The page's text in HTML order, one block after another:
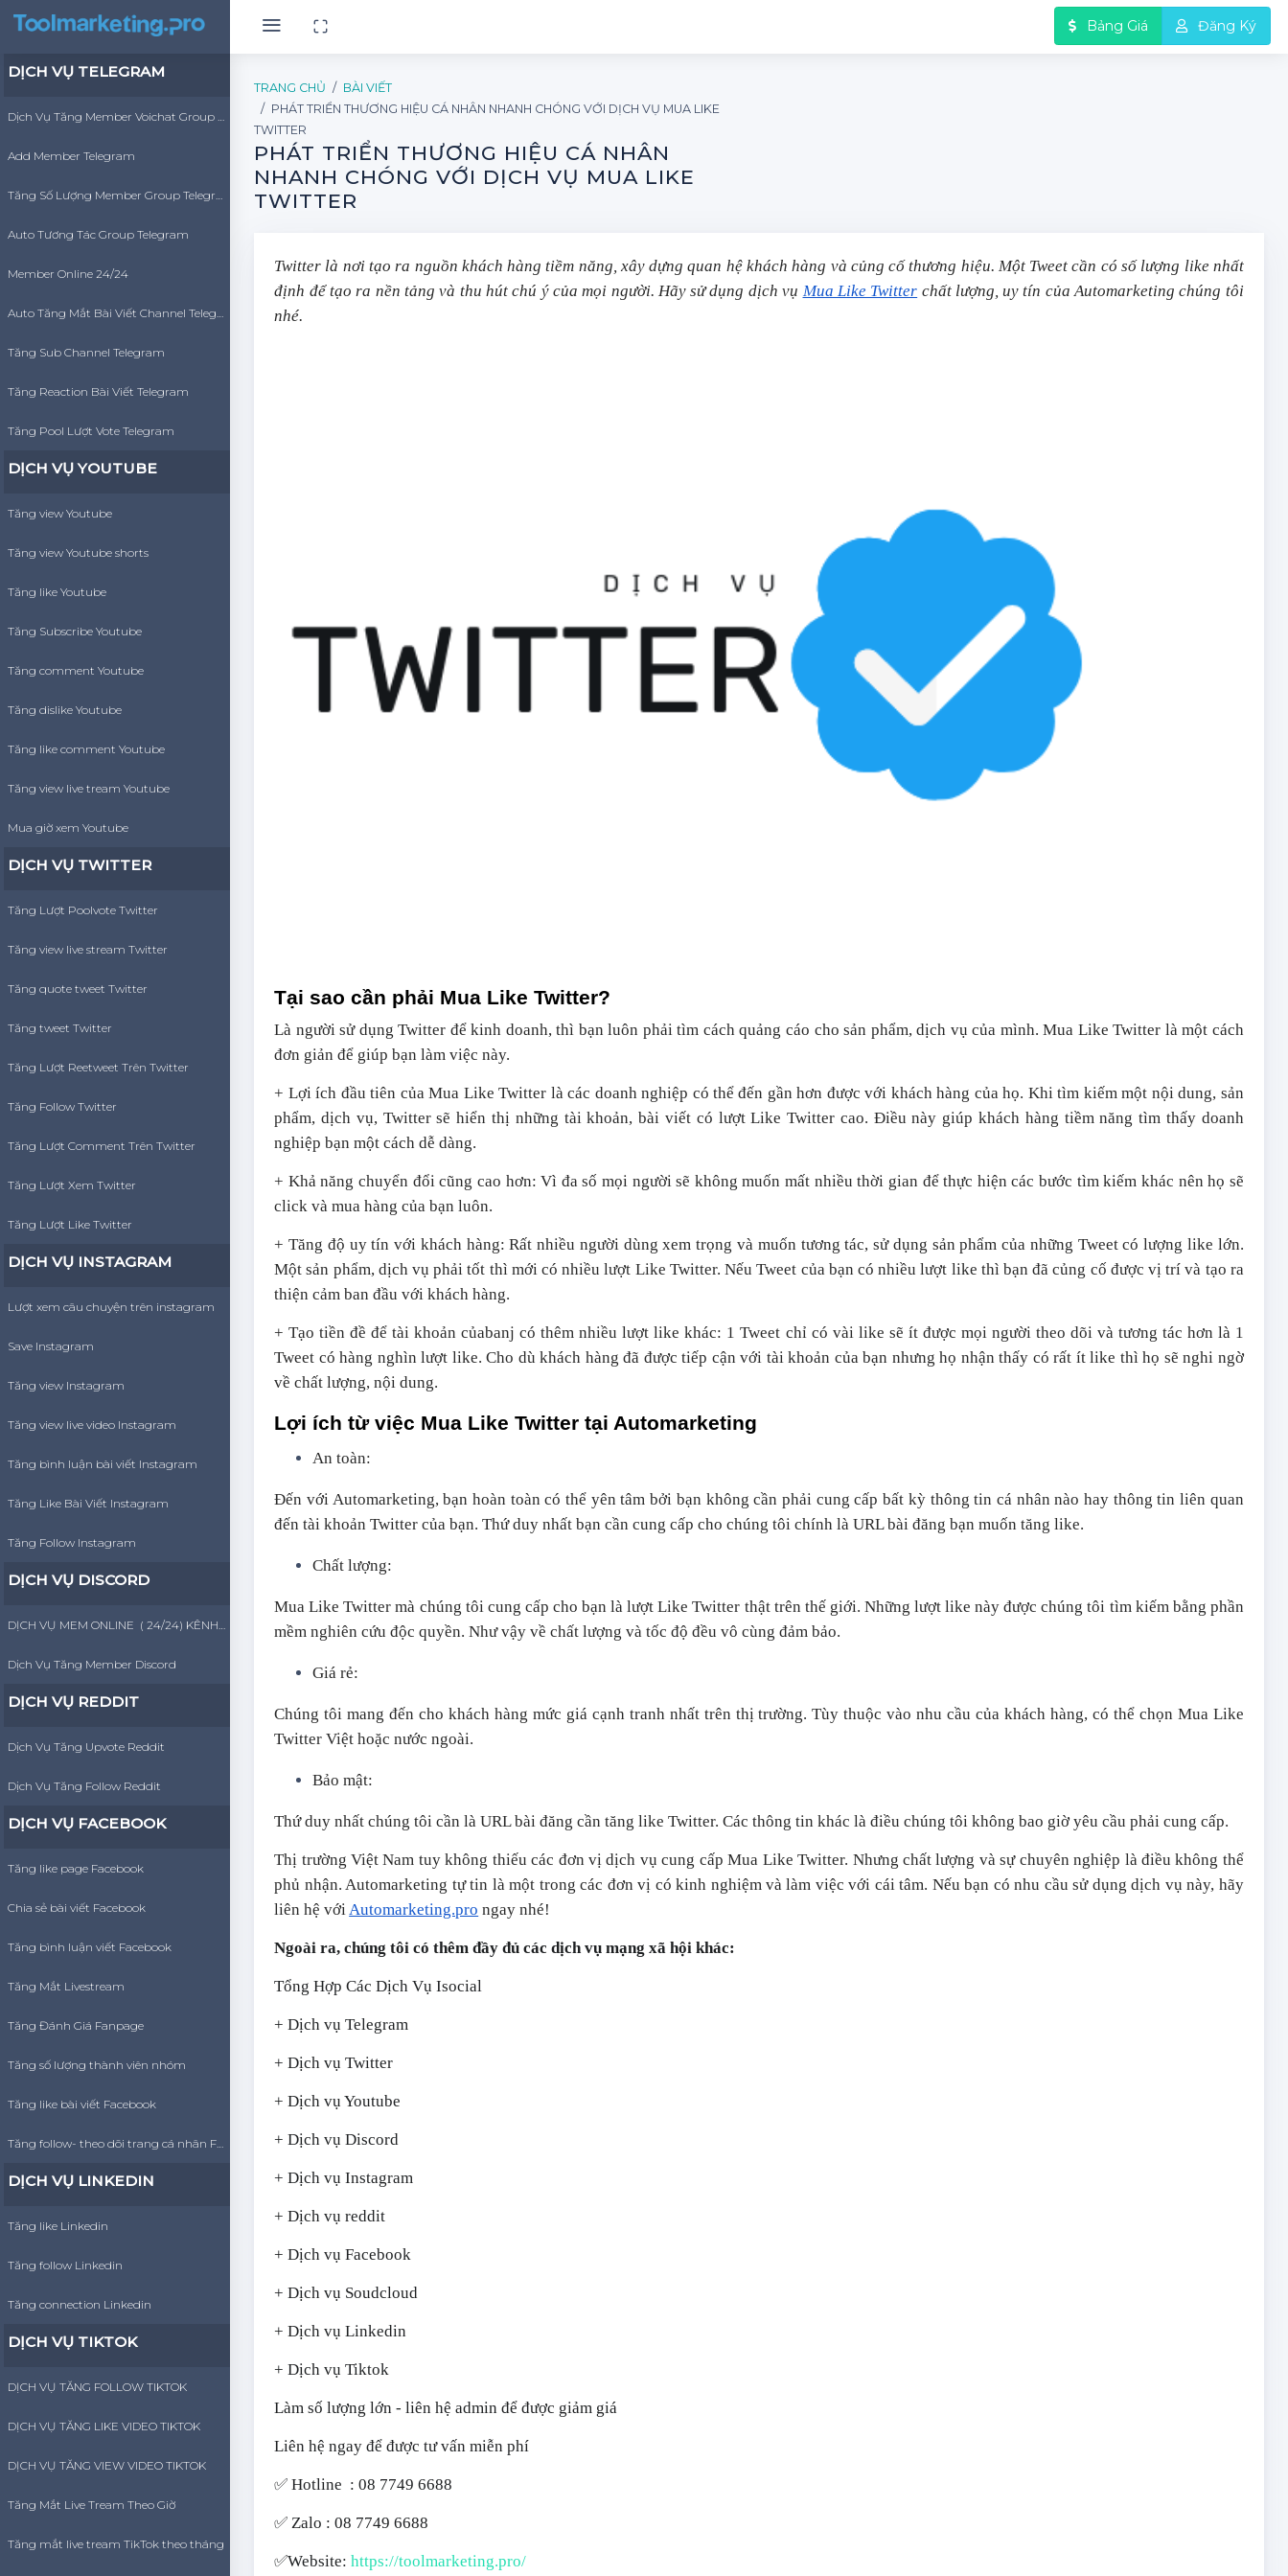
Bảng Giá Đăng Ký
DỊCH VỤ TELEGRAM
Dịch Vụ Tăng Member Voichat Group Telegram
Add Member Telegram
Tăng Số Lượng Member Group Telegram
Auto Tương Tác Group Telegram
Member Online 24/24
Auto Tăng Mắt Bài Viết Channel Telegram
Tăng Sub Channel Telegram
Tăng Reaction Bài Viết Telegram
Tăng Pool Lượt Vote Telegram
DỊCH VỤ YOUTUBE
Tăng view Youtube
Tăng view Youtube shorts
Tăng like Youtube
Tăng Subscribe Youtube
Tăng comment Youtube
Tăng dislike Youtube
Tăng like comment Youtube
Tăng view live tream Youtube
Mua giờ xem Youtube
DỊCH VỤ TWITTER
Tăng Lượt Poolvote Twitter
Tăng view live stream Twitter
Tăng quote tweet Twitter
Tăng tweet Twitter
Tăng Lượt Reetweet Trên Twitter
Tăng Follow Twitter
Tăng Lượt Comment Trên Twitter
Tăng Lượt Xem Twitter
Tăng Lượt Like Twitter
DỊCH VỤ INSTAGRAM
Lượt xem câu chuyện trên instagram
Save Instagram
Tăng view Instagram
Tăng view live video Instagram
Tăng bình luận bài viết Instagram
Tăng Like Bài Viết Instagram
Tăng Follow Instagram
DỊCH VỤ DISCORD
DỊCH VỤ MEM ONLINE ( 24/24) KÊNH DISCORD
Dịch Vụ Tăng Member Discord
DỊCH VỤ REDDIT
Dịch Vụ Tăng Upvote Reddit
Dịch Vụ Tăng Follow Reddit
DỊCH VỤ FACEBOOK
Tăng like page Facebook
Chia sẻ bài viết Facebook
Tăng bình luận viết Facebook
Tăng Mắt Livestream
Tăng Đánh Giá Fanpage
Tăng số lượng thành viên nhóm
Tăng like bài viết Facebook
Tăng follow- theo dõi trang cá nhân Facebook
DỊCH VỤ LINKEDIN
Tăng like Linkedin
Tăng follow Linkedin
Tăng connection Linkedin
DỊCH VỤ TIKTOK
DỊCH VỤ TĂNG FOLLOW TIKTOK
DỊCH VỤ TĂNG LIKE VIDEO TIKTOK
DỊCH VỤ TĂNG VIEW VIDEO TIKTOK
Tăng Mắt Live Tream Theo Giờ
Tăng mắt live tream TikTok theo tháng
TRANG CHỦ
BÀI VIẾT
PHÁT TRIỂN THƯƠNG HIỆU CÁ NHÂN NHANH CHÓNG VỚI DỊCH VỤ MUA LIKE
TWITTER
PHÁT TRIỂN THƯƠNG HIỆU CÁ NHÂN
NHANH CHÓNG VỚI DỊCH VỤ MUA LIKE
TWITTER
Twitter là nơi tạo ra nguồn khách hàng tiềm năng, xây dựng quan hệ khách hàng và củng cố thương hiệu. Một Tweet cần có số lượng like nhất
định để tạo ra nền tảng và thu hút chú ý của mọi người. Hãy sử dụng dịch vụ Mua Like Twitter chất lượng, uy tín của Automarketing chúng tôi
nhé.
Tại sao cần phải Mua Like Twitter?
Là người sử dụng Twitter để kinh doanh, thì bạn luôn phải tìm cách quảng cáo cho sản phẩm, dịch vụ của mình. Mua Like Twitter là một cách
đơn giản để giúp bạn làm việc này.
+ Lợi ích đầu tiên của Mua Like Twitter là các doanh nghiệp có thể đến gần hơn được với khách hàng của họ. Khi tìm kiếm một nội dung, sản
phẩm, dịch vụ, Twitter sẽ hiển thị những tài khoản, bài viết có lượt Like Twitter cao. Điều này giúp khách hàng tiềm năng tìm thấy doanh
nghiệp bạn một cách dễ dàng.
+ Khả năng chuyển đổi cũng cao hơn: Vì đa số mọi người sẽ không muốn mất nhiều thời gian để thực hiện các bước tìm kiếm khác nên họ sẽ
click và mua hàng của bạn luôn.
+ Tăng độ uy tín với khách hàng: Rất nhiều người dùng xem trọng và muốn tương tác, sử dụng sản phẩm của những Tweet có lượng like lớn.
Một sản phẩm, dịch vụ phải tốt thì mới có nhiều lượt Like Twitter. Nếu Tweet của bạn có nhiều lượt like thì bạn đã củng cố được vị trí và tạo ra
thiện cảm ban đầu với khách hàng.
+ Tạo tiền đề để tài khoản củabanj có thêm nhiều lượt like khác: 1 Tweet chỉ có vài like sẽ ít được mọi người theo dõi và tương tác hơn là 1
Tweet có hàng nghìn lượt like. Cho dù khách hàng đã được tiếp cận với tài khoản của bạn nhưng họ nhận thấy có rất ít like thì họ sẽ nghi ngờ
về chất lượng, nội dung.
Lợi ích từ việc Mua Like Twitter tại Automarketing
An toàn:
Đến với Automarketing, bạn hoàn toàn có thể yên tâm bởi bạn không cần phải cung cấp bất kỳ thông tin cá nhân nào hay thông tin liên quan
đến tài khoản Twitter của bạn. Thứ duy nhất bạn cần cung cấp cho chúng tôi chính là URL bài đăng bạn muốn tăng like.
Chất lượng:
Mua Like Twitter mà chúng tôi cung cấp cho bạn là lượt Like Twitter thật trên thế giới. Những lượt like này được chúng tôi tìm kiếm bằng phần
mềm nghiên cứu độc quyền. Như vậy về chất lượng và tốc độ đều vô cùng đảm bảo.
Giá rẻ:
Chúng tôi mang đến cho khách hàng mức giá cạnh tranh nhất trên thị trường. Tùy thuộc vào nhu cầu của khách hàng, có thể chọn Mua Like
Twitter Việt hoặc nước ngoài.
Bảo mật:
Thứ duy nhất chúng tôi cần là URL bài đăng cần tăng like Twitter. Các thông tin khác là điều chúng tôi không bao giờ yêu cầu phải cung cấp.
Thị trường Việt Nam tuy không thiếu các đơn vị dịch vụ cung cấp Mua Like Twitter. Nhưng chất lượng và sự chuyên nghiệp là điều không thể
phủ nhận. Automarketing tự tin là một trong các đơn vị có kinh nghiệm và làm việc với cái tâm. Nếu bạn có nhu cầu sử dụng dịch vụ này, hãy
liên hệ vớiAutomarketing.pro ngay nhé!
Ngoài ra, chúng tôi có thêm đầy đủ các dịch vụ mạng xã hội khác:
Tổng Hợp Các Dịch Vụ Isocial
+ Dịch vụ Telegram
+ Dịch vụ Twitter
+ Dịch vụ Youtube
+ Dịch vụ Discord
+ Dịch vụ Instagram
+ Dịch vụ reddit
+ Dịch vụ Facebook
+ Dịch vụ Soudcloud
+ Dịch vụ Linkedin
+ Dịch vụ Tiktok
Làm số lượng lớn - liên hệ admin để được giảm giá
Liên hệ ngay để được tư vấn miễn phí
✅ Hotline : 08 7749 6688
✅ Zalo : 08 7749 6688
✅Website:https://toolmarketing.pro/